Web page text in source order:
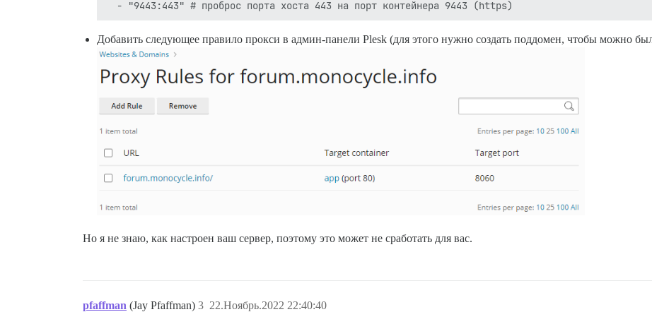
Добавить следующее правило прокси в админ-панели Plesk (для этого нужно создать поддомен, чтобы можно
Но я не знаю, как настроен ваш сервер, поэтому это может не сработать для вас.
pfaffman (Jay Pfaffman) 22.Ноябрь.2022 22:40:40
3